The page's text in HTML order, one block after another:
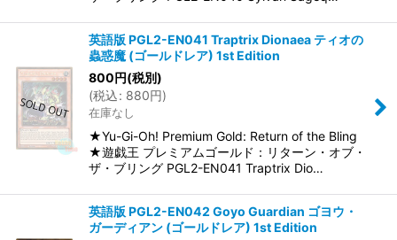
英語版 PGL2-EN041 Traptrix Dionaea ティオの
蟲惑魔 (ゴールドレア) 1st Edition
800円(税別)
(税込: 880円)
在庫なし
★Yu-Gi-Oh! Premium Gold: Return of the Bling
★遊戯王 プレミアムゴールド：リターン・オブ・
ザ・ブリング PGL2-EN041 Traptrix Dio…
英語版 PGL2-EN042 Goyo Guardian ゴヨウ・
ガーディアン (ゴールドレア) 1st Edition